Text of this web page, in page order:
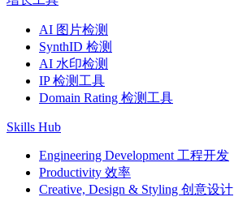
AI 图片检测
SynthID 检测
AI 水印检测
IP 检测工具
Domain Rating 检测工具
Skills Hub
Engineering Development 工程开发
Productivity 效率
Creative, Design & Styling 创意设计